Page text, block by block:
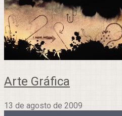
Arte Gráfica
13 de agosto de 2009